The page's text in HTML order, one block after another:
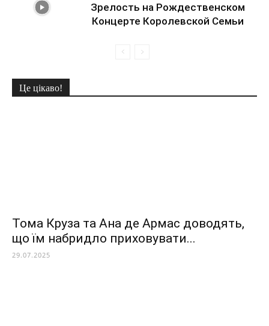
Зрелость на Рождественском
Концерте Королевской Семьи
Це цікаво!
Тома Круза та Ана де Армас доводять,
що їм набридло приховувати...
29.07.2025